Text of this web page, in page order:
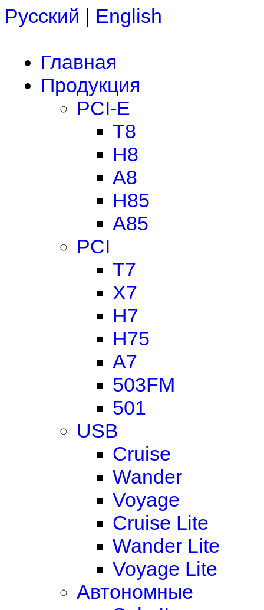
Русский | English
Главная
Продукция
PCI-E
T8
H8
A8
H85
A85
PCI
T7
X7
H7
H75
A7
503FM
501
USB
Cruise
Wander
Voyage
Cruise Lite
Wander Lite
Voyage Lite
Автономные